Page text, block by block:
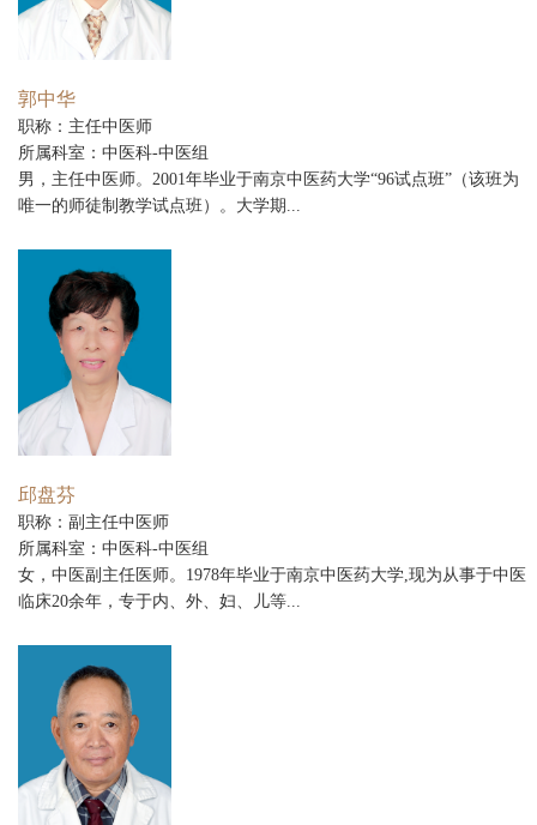
郭中华
职称：主任中医师
所属科室：中医科-中医组
男，主任中医师。2001年毕业于南京中医药大学“96试点班”（该班为
唯一的师徒制教学试点班）。大学期...
邱盘芬
职称：副主任中医师
所属科室：中医科-中医组
女，中医副主任医师。1978年毕业于南京中医药大学,现为从事于中医
临床20余年，专于内、外、妇、儿等...